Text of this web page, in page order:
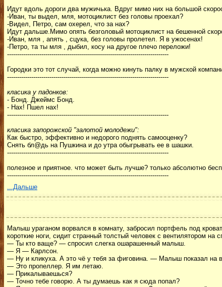
Идут вдоль дороги два мужичька. Вдруг мимо них на большой
-Иван, ты выдел, мля, мотоциклист без головы проехал?
-Видел, Петро, сам охерел, что за нах?
Идут дальше.Мимо опять безголовый мотоциклист на бешенной
-Иван, мля , апять , сцука, без головы пролетел. Я в ужосенах!
-Петро, та ты мля , дыбил, косу на другое плечо переложи!
--------------------------------------------------------------------------------
Городки это тот случай, когда можно кинуть палку в мужской
--------------------------------------------------------------------------------
класика у падонков:
- Бонд. Джеймс Бонд.
- Нах! Пшел нах!
--------------------------------------------------------------------------------
класика запорожской "залотой молодежи":
Как быстро, эффективно и недорого поднять самооценку?
Снять бл@дь на Пушкина и до утра обыгрывать ее в шашки.
--------------------------------------------------------------------------------
полезное и приятное. что может быть лучше? только абсолютно
--------------------------------------------------------------------------------
...Дальше
Малыш ураганом ворвался в комнату, забросил портфель под
короткие ноги, сидит странный толстый человек с вентилятором на
— Ты кто ваще? — спросил слегка ошарашенный малыш.
— Я — Карлсон.
— Ну и кликуха. А это чё у тебя за фиговина. — Малыш показал на
— Это пропеллер. Я им летаю.
— Прикалываешься?
— Точно тебе говорю. А ты думаешь как я сюда попал?